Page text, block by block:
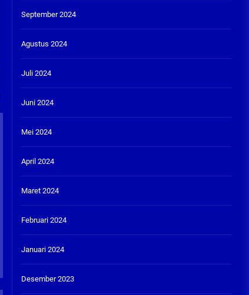
September 2024
Agustus 2024
Juli 2024
Juni 2024
Mei 2024
April 2024
Maret 2024
Februari 2024
Januari 2024
Desember 2023